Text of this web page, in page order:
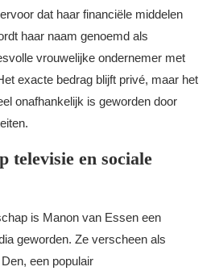
dat haar financiële middelen
haar naam genoemd als
vrouwelijke ondernemer met
exacte bedrag blijft privé, maar het
onafhankelijk is geworden door
televisie en sociale
is Manon van Essen een
geworden. Ze verscheen als
een populair